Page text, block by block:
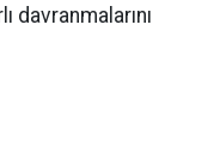
davranmalarını